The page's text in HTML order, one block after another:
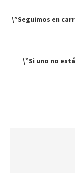
\”Seguimos en
\”Si uno no